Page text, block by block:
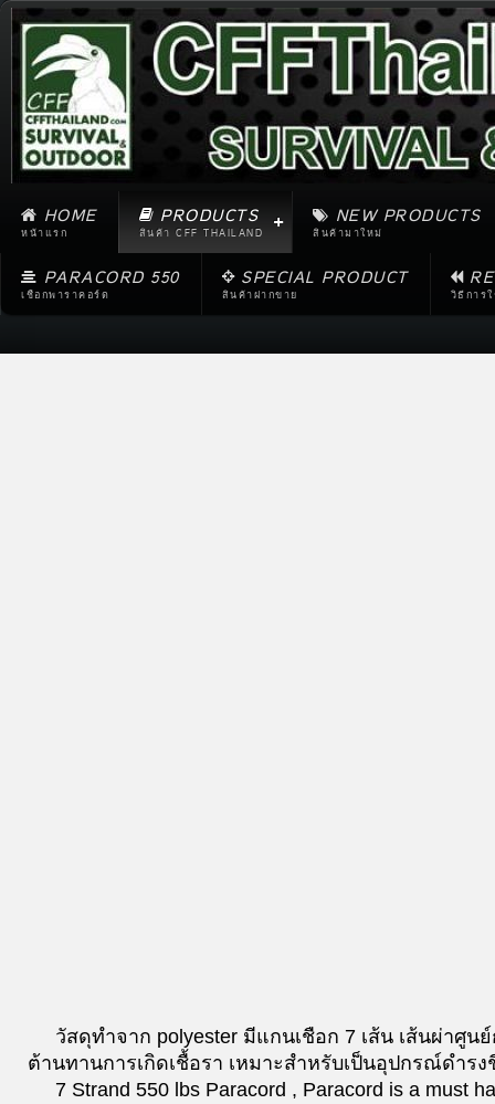
HOME
หน้าแรก
PRODUCTS
สินค้า CFF THAILAND
NEW PRODUCTS
สินค้ามาใหม่
PARACORD 550
เชือกพาราคอร์ด
SPECIAL PRODUCT
สินค้าฝากขาย วิธีการ
วัสดุทำจาก polyester มีแกนเชือก 7 เส้น เส้นผ่าศูน
ต้านทานการเกิดเชื้อรา เหมาะสำหรับเป็นอุปกรณ์ดำร
7 Strand 550 lbs Paracord , Paracord is a must